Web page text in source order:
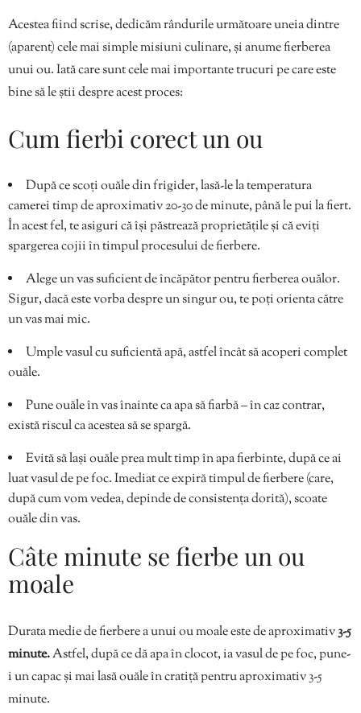
Acestea fiind scrise, dedicăm rândurile următoare uneia dintre
(aparent) cele mai simple misiuni culinare, și anume fierberea
unui ou. Iată care sunt cele mai importante trucuri pe care este
bine să le știi despre acest proces:
Cum fierbi corect un ou
După ce scoți ouăle din frigider, lasă-le la temperatura
camerei timp de aproximativ 20-30 de minute, până le pui la fiert.
În acest fel, te asiguri că își păstrează proprietățile și că eviți
spargerea cojii în timpul procesului de fierbere.
Alege un vas suficient de încăpător pentru fierberea ouălor.
Sigur, dacă este vorba despre un singur ou, te poți orienta către
un vas mai mic.
Umple vasul cu suficientă apă, astfel încât să acoperi complet
ouăle.
Pune ouăle în vas înainte ca apa să fiarbă – în caz contrar,
există riscul ca acestea să se spargă.
Evită să lași ouăle prea mult timp în apa fierbinte, după ce ai
luat vasul de pe foc. Imediat ce expiră timpul de fierbere (care,
după cum vom vedea, depinde de consistența dorită), scoate
ouăle din vas.
Câte minute se fierbe un ou
moale
Durata medie de fierbere a unui ou moale este de aproximativ3-5
minute.Astfel, după ce dă apa în clocot, ia vasul de pe foc, pune-
i un capac și mai lasă ouăle în cratiță pentru aproximativ 3-5
minute.